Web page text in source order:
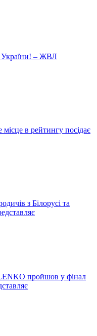
України! – ЖВЛ
в рейтингу посідає
з Білорусі та
пройшов у фінал